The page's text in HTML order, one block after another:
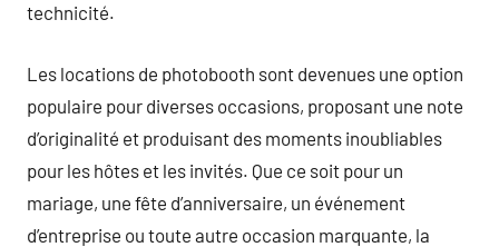
technicité.
Les locations de photobooth sont devenues une option
populaire pour diverses occasions, proposant une note
d’originalité et produisant des moments inoubliables
pour les hôtes et les invités. Que ce soit pour un
mariage, une fête d’anniversaire, un événement
d’entreprise ou toute autre occasion marquante, la